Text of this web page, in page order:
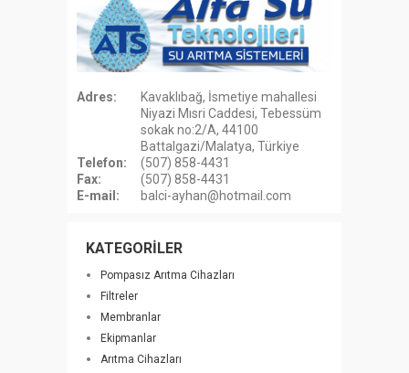
Adres:
Kavaklıbağ, İsmetiye mahallesi
Niyazi Mısri Caddesi, Tebessüm
sokak no:2/A, 44100
Battalgazi/Malatya, Türkiye
Telefon:
(507) 858-4431
Fax:
(507) 858-4431
E-mail:
balci-ayhan@hotmail.com
KATEGORİLER
Pompasız Arıtma Cihazları
Filtreler
Membranlar
Ekipmanlar
Arıtma Cihazları